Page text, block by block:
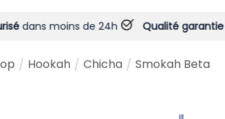
de 24h Qualité garantie- Toujours !
/ Hookah / Chicha / Smokah Beta